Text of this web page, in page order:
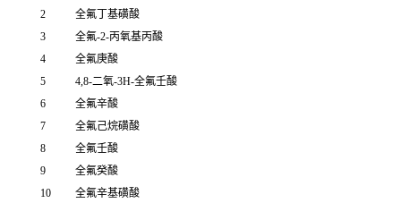
2
全氟丁基磺酸
3
全氟-2-丙氧基丙酸
4
全氟庚酸
5
4,8-二氧-3H-全氟壬酸
6
全氟辛酸
7
全氟己烷磺酸
8
全氟壬酸
9
全氟癸酸
10
全氟辛基磺酸